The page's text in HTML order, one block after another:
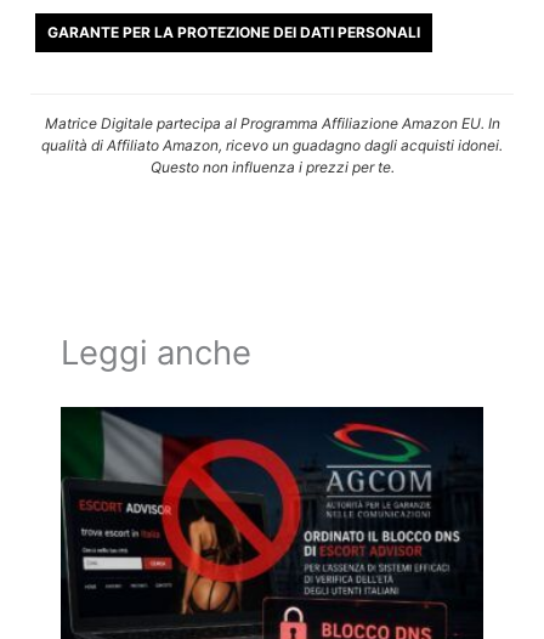
GARANTE PER LA PROTEZIONE DEI DATI PERSONALI
Matrice Digitale partecipa al Programma Affiliazione Amazon EU. In
qualità di Affiliato Amazon, ricevo un guadagno dagli acquisti idonei.
Questo non influenza i prezzi per te.
Leggi anche